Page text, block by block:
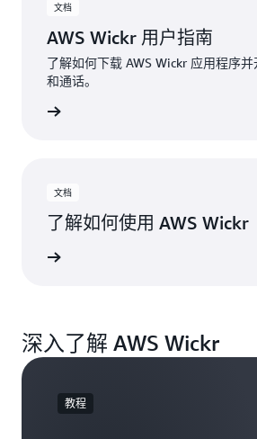
文档
AWS Wickr 用户指南
了解如何下载 AWS Wickr 应用程序
和通话。
文档
了解如何使用 AWS Wickr
深入了解 AWS Wickr
教程